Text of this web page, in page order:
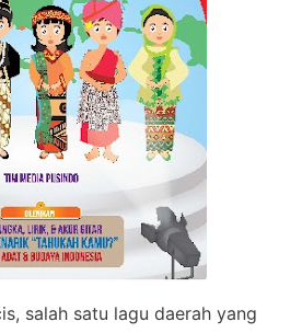
salah satu lagu daerah yang